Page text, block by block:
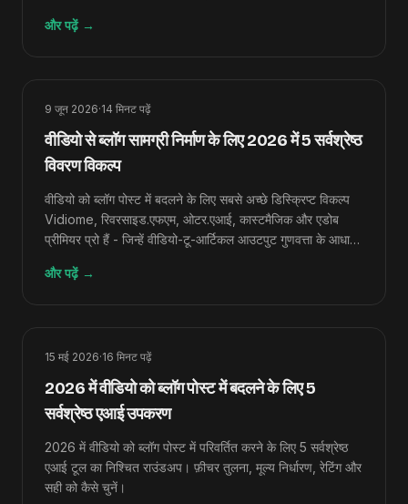
और पढ़ें→
9 जून 2026·14 मिनट पढ़ें
वीडियो से ब्लॉग सामग्री निर्माण के लिए 2026 में 5 सर्वश्रेष्ठ
विवरण विकल्प
वीडियो को ब्लॉग पोस्ट में बदलने के लिए सबसे अच्छे डिस्क्रिप्ट विकल्प
Vidiome, रिवरसाइड.एफएम, ओटर.एआई, कास्टमैजिक और एडोब
प्रीमियर प्रो हैं - जिन्हें वीडियो-टू-आर्टिकल आउटपुट गुणवत्ता के आधार
और पढ़ें→
15 मई 2026·16 मिनट पढ़ें
2026 में वीडियो को ब्लॉग पोस्ट में बदलने के लिए 5
सर्वश्रेष्ठ एआई उपकरण
2026 में वीडियो को ब्लॉग पोस्ट में परिवर्तित करने के लिए 5 सर्वश्रेष्ठ
एआई टूल का निश्चित राउंडअप। फ़ीचर तुलना, मूल्य निर्धारण, रेटिंग और
सही को कैसे चुनें।